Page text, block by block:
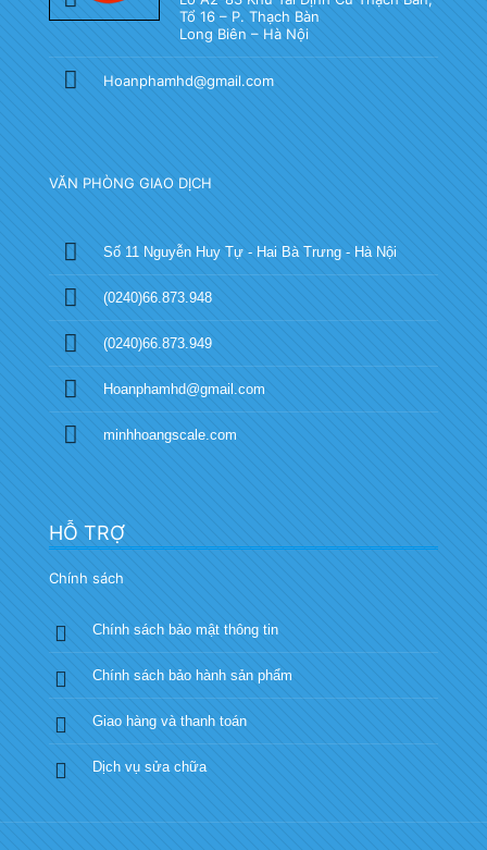
Tổ 16 – P. Thạch Bàn
Long Biên – Hà Nội
Hoanphamhd@gmail.com
VĂN PHÒNG GIAO DỊCH
Số 11 Nguyễn Huy Tự - Hai Bà Trưng - Hà Nội
(0240)66.873.948
(0240)66.873.949
Hoanphamhd@gmail.com
minhhoangscale.com
HỖ TRỢ
Chính sách
Chính sách bảo mật thông tin
Chính sách bảo hành sản phẩm
Giao hàng và thanh toán
Dịch vụ sửa chữa